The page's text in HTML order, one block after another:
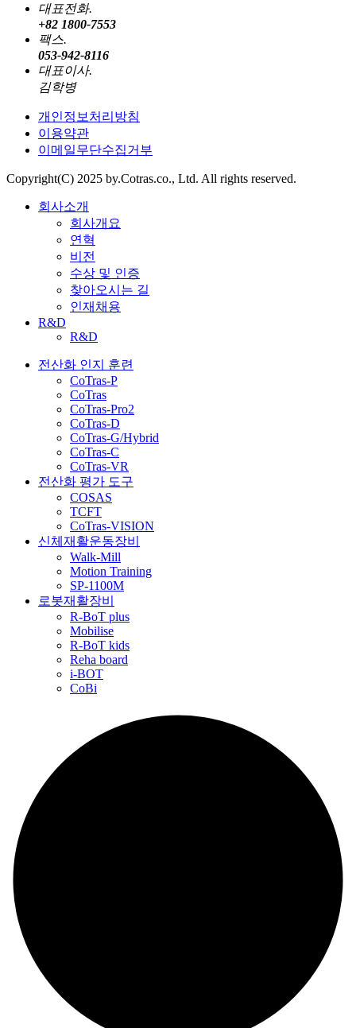
대표전화.
+82 1800-7553
팩스.
053-942-8116
대표이사.
김학병
개인정보처리방침
이용약관
이메일무단수집거부
Copyright(C) 2025 by.Cotras.co., Ltd. All rights reserved.
회사소개
회사개요
연혁
비전
수상 및 인증
찾아오시는 길
인재채용
R&D
R&D
전산화 인지 훈련
CoTras-P
CoTras
CoTras-Pro2
CoTras-D
CoTras-G/Hybrid
CoTras-C
CoTras-VR
전산화 평가 도구
COSAS
TCFT
CoTras-VISION
신체재활운동장비
Walk-Mill
Motion Training
SP-1100M
로봇재활장비
R-BoT plus
Mobilise
R-BoT kids
Reha board
i-BOT
CoBi